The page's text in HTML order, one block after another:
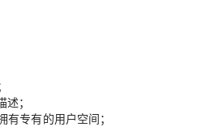
；
专有的用户空间；